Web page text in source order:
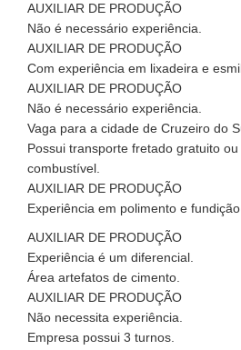
AUXILIAR DE PRODUÇÃO
Não é necessário experiência.
AUXILIAR DE PRODUÇÃO
Com experiência em lixadeira e
AUXILIAR DE PRODUÇÃO
Não é necessário experiência.
Vaga para a cidade de Cruzeiro do
Possui transporte fretado gratuito
combustível.
AUXILIAR DE PRODUÇÃO
Experiência em polimento e fundição.
AUXILIAR DE PRODUÇÃO
Experiência é um diferencial.
Área artefatos de cimento.
AUXILIAR DE PRODUÇÃO
Não necessita experiência.
Empresa possui 3 turnos.